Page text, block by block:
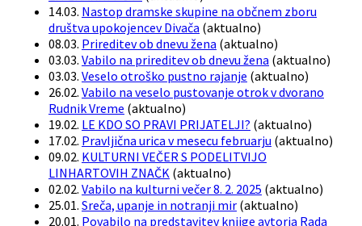
14.03. Nastop dramske skupine na občnem zboru
društva upokojencev Divača (aktualno)
08.03. Prireditev ob dnevu žena (aktualno)
03.03. Vabilo na prireditev ob dnevu žena (aktualno)
03.03. Veselo otroško pustno rajanje (aktualno)
26.02. Vabilo na veselo pustovanje otrok v dvorano
Rudnik Vreme (aktualno)
19.02. LE KDO SO PRAVI PRIJATELJI? (aktualno)
17.02. Pravljična urica v mesecu februarju (aktualno)
09.02. KULTURNI VEČER S PODELITVIJO
LINHARTOVIH ZNAČK (aktualno)
02.02. Vabilo na kulturni večer 8. 2. 2025 (aktualno)
25.01. Sreča, upanje in notranji mir (aktualno)
20.01. Povabilo na predstavitev knjige avtorja Rada